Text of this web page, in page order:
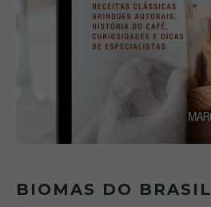
BIOMAS DO BRASIL